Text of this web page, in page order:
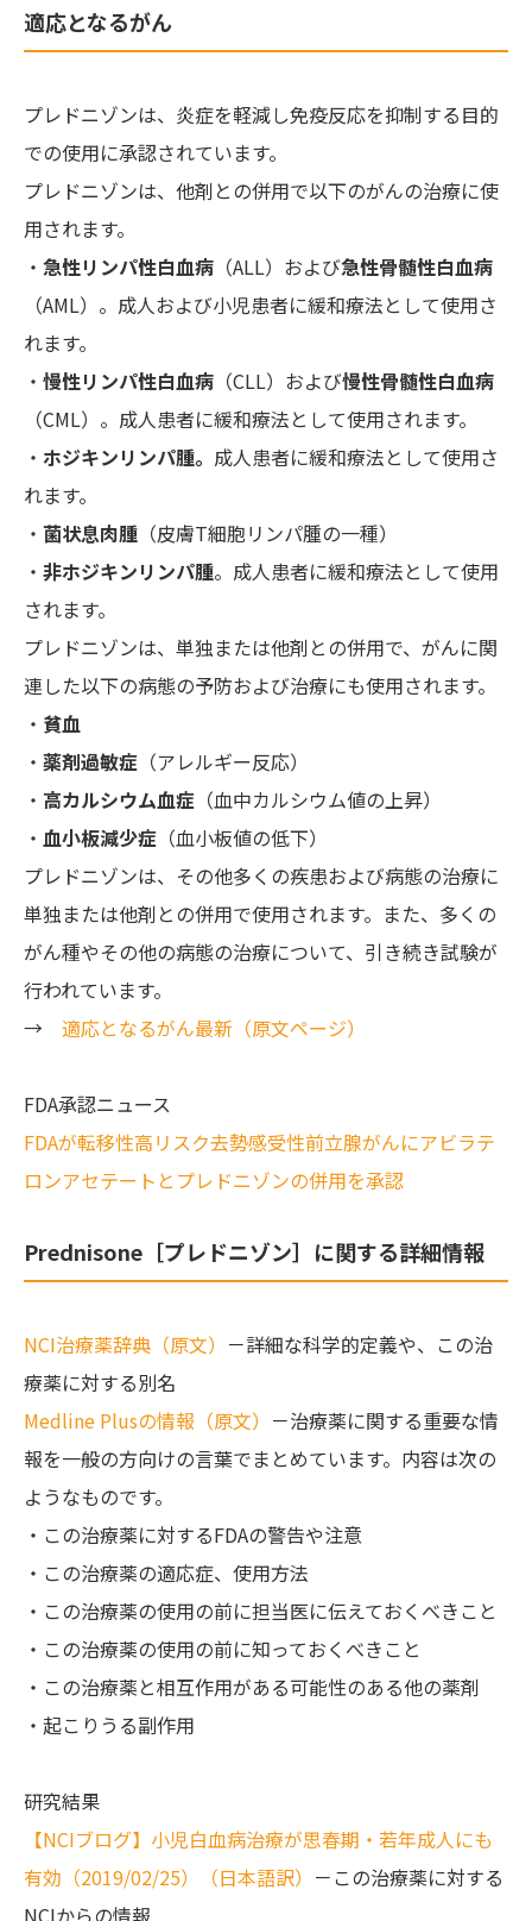
適応となるがん
プレドニゾンは、炎症を軽減し免疫反応を抑制する目的
での使用に承認されています。
プレドニゾンは、他剤との併用で以下のがんの治療に使
用されます。
・ 急性リンパ性白血病 （ALL）および急性骨髄性白血病
（AML）。成人および小児患者に緩和療法として使用さ
れます。
・ 慢性リンパ性白血病 （CLL）および慢性骨髄性白血病
（CML）。成人患者に緩和療法として使用されます。
・ ホジキンリンパ腫。 成人患者に緩和療法として使用さ
れます。
・ 菌状息肉腫 （皮膚T細胞リンパ腫の一種）
・ 非ホジキンリンパ腫。成人患者に緩和療法として使用
されます。
プレドニゾンは、単独または他剤との併用で、がんに関
連した以下の病態の予防および治療にも使用されます。
・ 貧血
・ 薬剤過敏症 （アレルギー反応）
・ 高カルシウム血症 （血中カルシウム値の上昇）
・ 血小板減少症 （血小板値の低下）
プレドニゾンは、その他多くの疾患および病態の治療に
単独または他剤との併用で使用されます。また、多くの
がん種やその他の病態の治療について、引き続き試験が
行われています。
→ 適応となるがん最新（原文ページ）
FDA承認ニュース
FDAが転移性高リスク去勢感受性前立腺がんにアビラテ
ロンアセテートとプレドニゾンの併用を承認
Prednisone［プレドニゾン］に関する詳細情報
NCI治療薬辞典（原文） －詳細な科学的定義や、この治
療薬に対する別名
Medline Plusの情報（原文） －治療薬に関する重要な情
報を一般の方向けの言葉でまとめています。内容は次の
ようなものです。
・この治療薬に対するFDAの警告や注意
・この治療薬の適応症、使用方法
・この治療薬の使用の前に担当医に伝えておくべきこと
・この治療薬の使用の前に知っておくべきこと
・この治療薬と相互作用がある可能性のある他の薬剤
・起こりうる副作用
研究結果
【NCIブログ】小児白血病治療が思春期・若年成人にも
有効（2019/02/25）（日本語訳） －この治療薬に対する
NCIからの情報